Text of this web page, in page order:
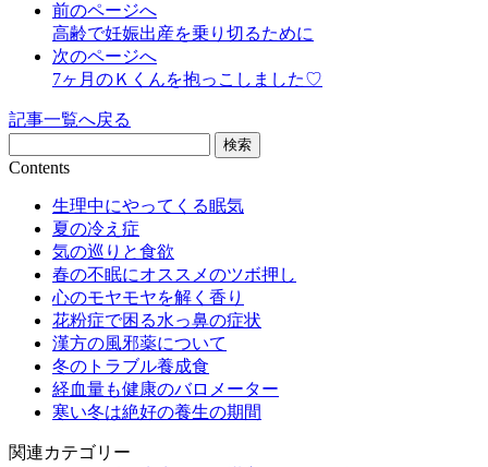
前のページへ
高齢で妊娠出産を乗り切るために
次のページへ
7ヶ月のＫくんを抱っこしました♡
記事一覧へ戻る
Contents
生理中にやってくる眠気
夏の冷え症
気の巡りと食欲
春の不眠にオススメのツボ押し
心のモヤモヤを解く香り
花粉症で困る水っ鼻の症状
漢方の風邪薬について
冬のトラブル養成食
経血量も健康のバロメーター
寒い冬は絶好の養生の期間
関連カテゴリー